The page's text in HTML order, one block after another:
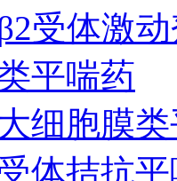
受体激
平喘药
细胞膜
体拮抗